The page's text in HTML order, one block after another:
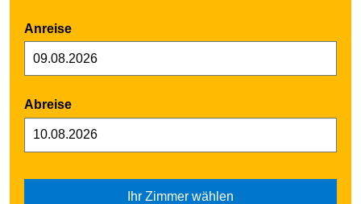
Anreise
Abreise
Ihr Zimmer wählen